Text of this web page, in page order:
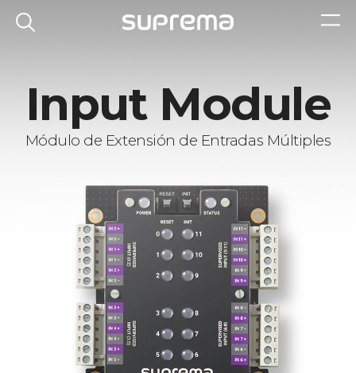
Input Module
Módulo de Extensión de Entradas Múltiples